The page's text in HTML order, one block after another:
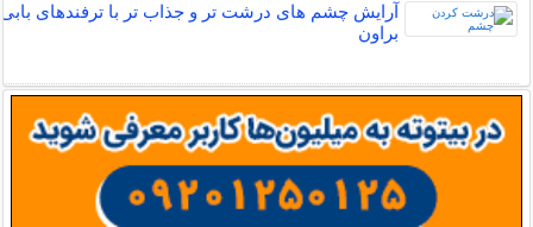
آرایش چشم های درشت تر و جذاب تر با ترفندهای بابی
براون